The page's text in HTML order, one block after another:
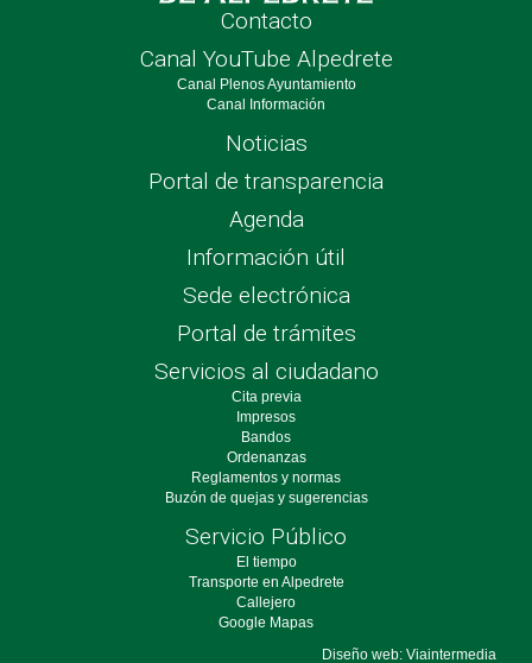
Contacto
Canal YouTube Alpedrete
Canal Plenos Ayuntamiento
Canal Información
Noticias
Portal de transparencia
Agenda
Información útil
Sede electrónica
Portal de trámites
Servicios al ciudadano
Cita previa
Impresos
Bandos
Ordenanzas
Reglamentos y normas
Buzón de quejas y sugerencias
Servicio Público
El tiempo
Transporte en Alpedrete
Callejero
Google Mapas
Diseño web: Viaintermedia